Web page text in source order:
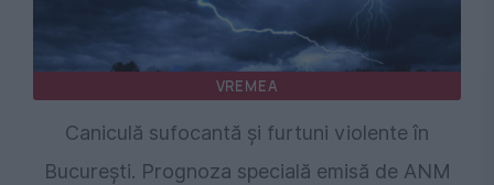
VREMEA
Caniculă sufocantă și furtuni violente în
București. Prognoza specială emisă de ANM